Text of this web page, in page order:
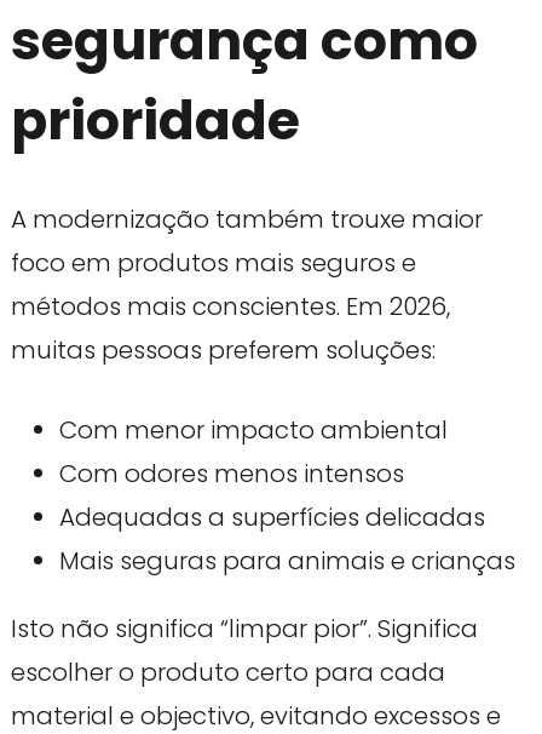
segurança como
prioridade
A modernização também trouxe maior
foco em produtos mais seguros e
métodos mais conscientes. Em 2026,
muitas pessoas preferem soluções:
Com menor impacto ambiental
Com odores menos intensos
Adequadas a superfícies delicadas
Mais seguras para animais e crianças
Isto não significa “limpar pior”. Significa
escolher o produto certo para cada
material e objectivo, evitando excessos e